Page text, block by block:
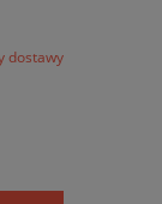
dostawy